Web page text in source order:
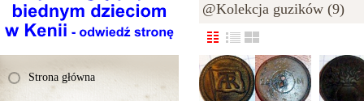
Strona główna
@Kolekcja guzików (9)